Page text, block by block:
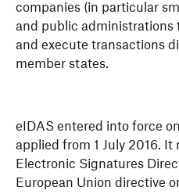
companies (in particular
and public administrations
and execute transactions
member states.
eIDAS entered into force
applied from 1 July 2016.
Electronic Signatures
European Union directive